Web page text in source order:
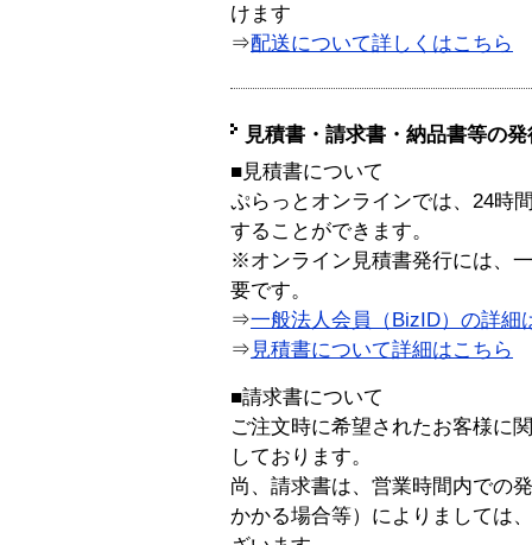
けます
⇒配送について詳しくはこちら
見積書・請求書・納品書等の
■見積書について
ぷらっとオンラインでは、24時
することができます。
※オンライン見積書発行には、
要です。
⇒一般法人会員（BizID）の詳細
⇒ 見積書について詳細はこちら
■請求書について
ご注文時に希望されたお客様に
しております。
尚、請求書は、営業時間内での
かかる場合等）によりましては